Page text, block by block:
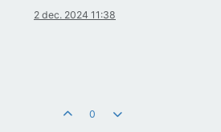
2 dec. 2024 11:38
0